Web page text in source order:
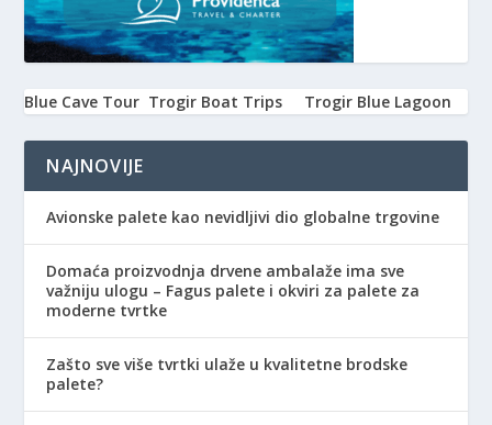
Blue Cave Tour Trogir Boat Trips Trogir Blue Lagoon
NAJNOVIJE
Avionske palete kao nevidljivi dio globalne trgovine
Domaća proizvodnja drvene ambalaže ima sve
važniju ulogu – Fagus palete i okviri za palete za
moderne tvrtke
Zašto sve više tvrtki ulaže u kvalitetne brodske
palete?